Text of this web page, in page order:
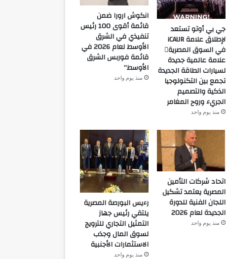
جي بي أوتو تستعد
لإطلاق علامة iCAUR
في السوق المصرية
علامة عالمية جديدة
لسيارات الطاقة الجديدة
تجمع بين التكنولوجيا
الذكية والتصميم
الجريء وروح المغامر
منذ يوم واحد
انكوش ارورا ضمن
قائمة أقوى 100 رئيس
تنفيذي في الشرق
الأوسط لعام 2026 في
قائمة فوربس الشرق
الأوسط”
منذ يوم واحد
اتحاد شركات التأمين
المصرية يعتمد تشكيل
اللجان الفنية للدورة
الجديدة لعام 2026
منذ يوم واحد
رءيس البورصة المصرية
يلتقي رئيس جهاز
التمثيل التجاري للترويج
لسوق المال وجذب
الاستثمارات الأجنبية
منذ يوم واحد